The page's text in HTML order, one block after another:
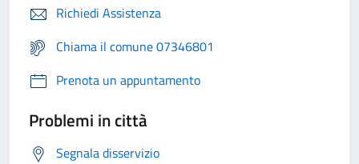
Richiedi Assistenza
Chiama il comune 07346801
Prenota un appuntamento
Problemi in città
Segnala disservizio